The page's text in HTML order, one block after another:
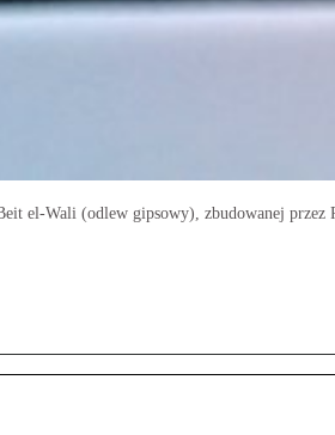
el-Wali (odlew gipsowy), zbudowanej